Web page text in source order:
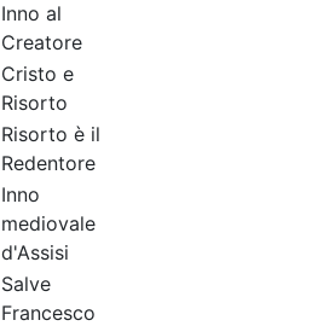
Inno al
Creatore
Cristo e
Risorto
Risorto è il
Redentore
Inno
mediovale
d'Assisi
Salve
Francesco